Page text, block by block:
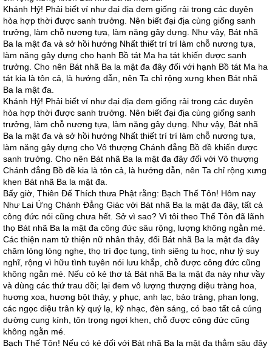
Khánh Hỷ! Phải biết ví như đại địa đem giống rải trong các duyên
hòa hợp thời được sanh trưởng. Nên biết đại địa cùng giống sanh
trưởng, làm chỗ nương tựa, làm năng gây dựng. Như vậy, Bát nhã
Ba la mật đa và sở hồi hướng Nhất thiết trí trí làm chỗ nương tựa,
làm năng gây dựng cho hạnh Bồ tát Ma ha tát khiến được sanh
trưởng. Cho nên Bát nhã Ba la mật đa đây đối với hạnh Bồ tát Ma ha
tát kia là tôn cả, là hướng dẫn, nên Ta chỉ rộng xưng khen Bát nhã
Ba la mật đa.
Khánh Hỷ! Phải biết ví như đại địa đem giống rải trong các duyên
hòa hợp thời được sanh trưởng. Nên biết đại địa cùng giống sanh
trưởng, làm chỗ nương tựa, làm năng gây dựng. Như vậy, Bát nhã
Ba la mật đa và sở hồi hướng Nhất thiết trí trí làm chỗ nương tựa,
làm năng gây dựng cho Vô thượng Chánh đẳng Bồ đề khiến được
sanh trưởng. Cho nên Bát nhã Ba la mật đa đây đối với Vô thượng
Chánh đẳng Bồ đề kia là tôn cả, là hướng dẫn, nên Ta chỉ rộng xưng
khen Bát nhã Ba la mật đa.
Bấy giờ, Thiên Đế Thích thưa Phật rằng: Bạch Thế Tôn! Hôm nay
Như Lai Ứng Chánh Đẳng Giác với Bát nhã Ba la mật đa đây, tất cả
công đức nói cũng chưa hết. Sở vì sao? Vì tôi theo Thế Tôn đã lãnh
thọ Bát nhã Ba la mật đa công đức sâu rộng, lượng không ngằn mé.
Các thiện nam tử thiện nữ nhân thảy, đối Bát nhã Ba la mật đa đây
chăm lòng lóng nghe, thọ trì đọc tụng, tinh siêng tu học, như lý suy
nghĩ, rộng vì hữu tình tuyên nói lưu khắp, chỗ được công đức cũng
không ngằn mé. Nếu có kẻ thơ tả Bát nhã Ba la mật đa này như vầy
và dùng các thứ trau dồi; lại đem vô lượng thượng diệu tràng hoa,
hương xoa, hương bột thảy, y phục, anh lạc, bảo tràng, phan lọng,
các ngọc diệu trân kỳ quý lạ, kỹ nhạc, đèn sáng, có bao tất cả cúng
dường cung kính, tôn trọng ngợi khen, chỗ được công đức cũng
không ngằn mé.
Bạch Thế Tôn! Nếu có kẻ đối với Bát nhã Ba la mật đa thẳm sâu đây